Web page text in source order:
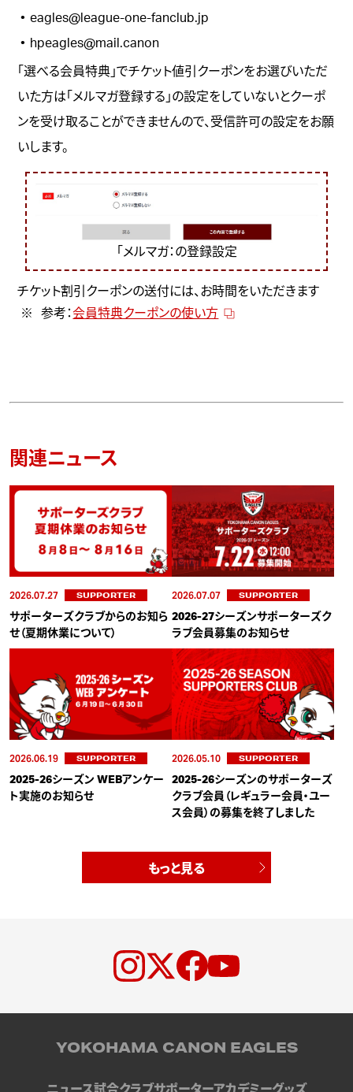
eagles@league-one-fanclub.jp
hpeagles@mail.canon
「選べる会員特典」でチケット値引クーポンをお選びいただ
いた方は「メルマガ登録する」の設定をしていないとクーポ
ンを受け取ることができませんので、受信許可の設定をお願
いします。
「メルマガ：の登録設定
チケット割引クーポンの送付には、お時間をいただきます
参考：会員特典クーポンの使い方
関連ニュース
2026.07.27 SUPPORTER
サポーターズクラブからのお知ら
せ（夏期休業について）
2026.07.07 SUPPORTER
2026-27シーズンサポーターズク
ラブ会員募集のお知らせ
2026.06.19 SUPPORTER
2025-26シーズン WEBアンケー
ト実施のお知らせ
2026.05.10 SUPPORTER
2025-26シーズンのサポーターズ
クラブ会員（レギュラー会員・ユー
ス会員）の募集を終了しました
もっと見る
YOKOHAMA CANON EAGLES
ニュース試合クラブサポーターアカデミーグッズ